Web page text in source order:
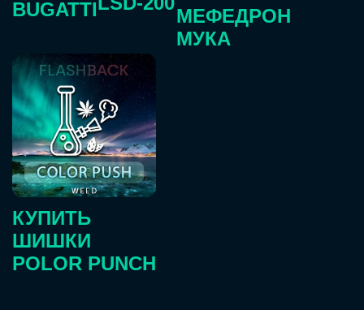
BUGATTI
МЕФЕДРОН
МУКА
КУПИТЬ
ШИШКИ
POLOR PUNCH